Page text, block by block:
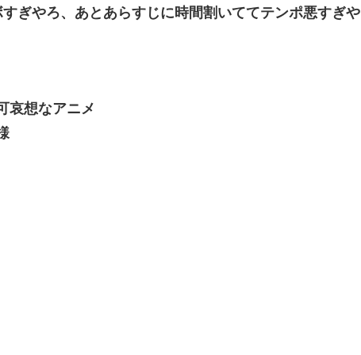
ぎやろ、あとあらすじに時間割いててテンポ悪すぎや
哀想なアニメ